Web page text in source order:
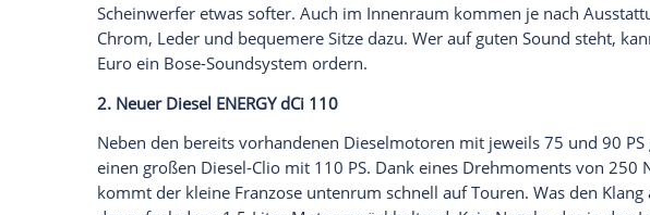
Der neueRenault ClioEnergy dCi 110 kommt mit neuer
Handschalter im 120-PS-Benziner. Doch auch abgesehen
Ausfahrt ein paar interessante Details am Franzosen
Bereits seinVorgängerhat designtechnisch einen riesigen
neuenCliofallen der abgeänderteKühlergrillsowie die